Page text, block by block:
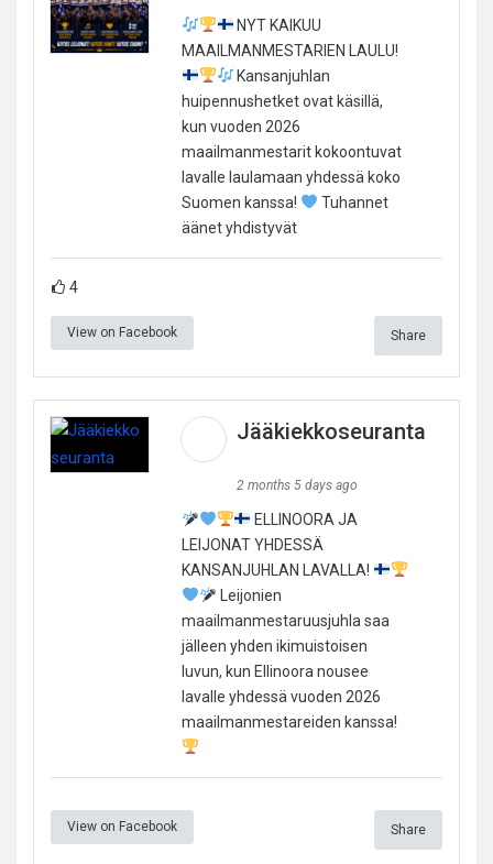
NYT KAIKUU
MAAILMANMESTARIEN LAULU!
Kansanjuhlan
huipennushetket ovat käsillä,
kun vuoden 2026
maailmanmestarit kokoontuvat
lavalle laulamaan yhdessä koko
Suomen kanssa!
Tuhannet
äänet yhdistyvät
4
View on Facebook Share
Jääkiekkoseuranta
2 months 5 days ago
ELLINOORA JA
LEIJONAT YHDESSÄ
KANSANJUHLAN LAVALLA!
Leijonien
maailmanmestaruusjuhla saa
jälleen yhden ikimuistoisen
luvun, kun Ellinoora nousee
lavalle yhdessä vuoden 2026
maailmanmestareiden kanssa!
View on Facebook Share